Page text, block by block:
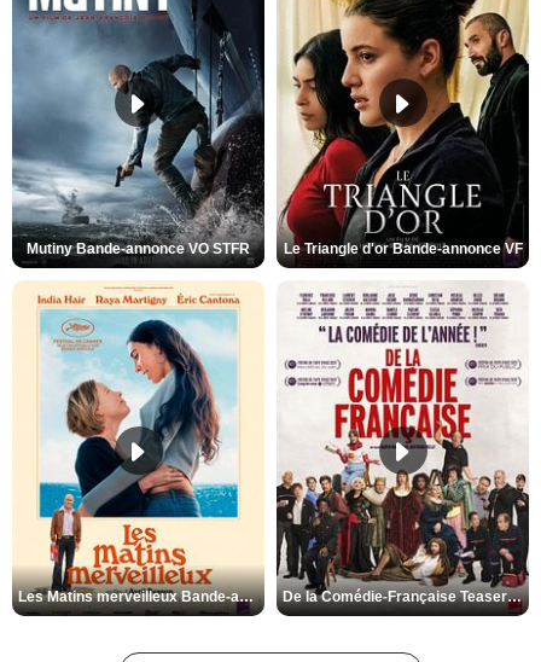
Mutiny Bande-annonce VO STFR Le Triangle d'or Bande-annonce VF
Les Matins merveilleux Bande-annonce VF De la Comédie-Française Teaser VF